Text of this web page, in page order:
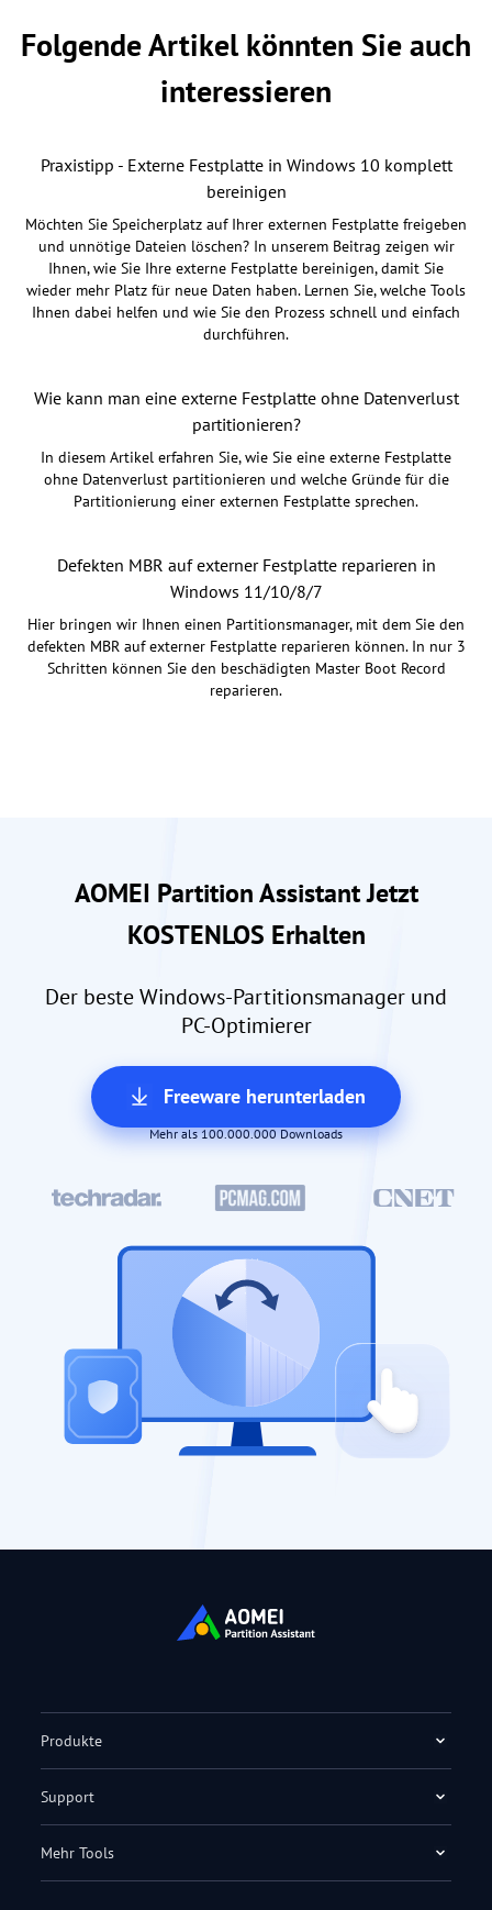
Folgende Artikel könnten Sie auch
interessieren
Praxistipp - Externe Festplatte in Windows 10 komplett
bereinigen
Möchten Sie Speicherplatz auf Ihrer externen Festplatte freigeben
und unnötige Dateien löschen? In unserem Beitrag zeigen wir
Ihnen, wie Sie Ihre externe Festplatte bereinigen, damit Sie
wieder mehr Platz für neue Daten haben. Lernen Sie, welche Tools
Ihnen dabei helfen und wie Sie den Prozess schnell und einfach
durchführen.
Wie kann man eine externe Festplatte ohne Datenverlust
partitionieren?
In diesem Artikel erfahren Sie, wie Sie eine externe Festplatte
ohne Datenverlust partitionieren und welche Gründe für die
Partitionierung einer externen Festplatte sprechen.
Defekten MBR auf externer Festplatte reparieren in
Windows 11/10/8/7
Hier bringen wir Ihnen einen Partitionsmanager, mit dem Sie den
defekten MBR auf externer Festplatte reparieren können. In nur 3
Schritten können Sie den beschädigten Master Boot Record
reparieren.
AOMEI Partition Assistant Jetzt
KOSTENLOS Erhalten
Der beste Windows-Partitionsmanager und
PC-Optimierer
Freeware herunterladen
Mehr als 100.000.000 Downloads
Produkte
Support
Mehr Tools